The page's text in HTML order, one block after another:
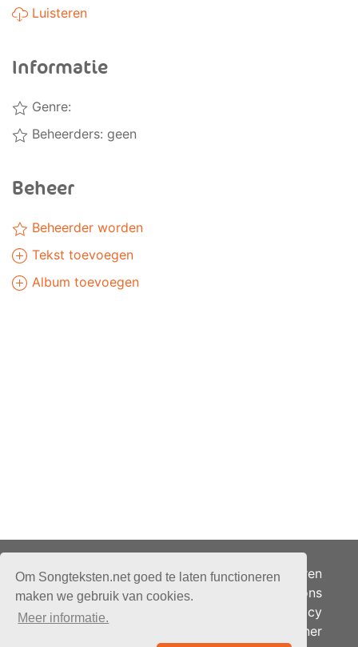
Om Songteksten.net goed te laten functioneren
maken we gebruik van cookies.
Meer informatie.
Luisteren
Informatie
Genre:
Beheerders: geen
Beheer
Beheerder worden
Tekst toevoegen
Album toevoegen
Adverteren
Over ons
Je privacy
Partner